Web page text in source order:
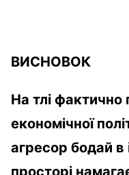
ВИСНОВОК
На тлі фактично
економічної
агресор бодай